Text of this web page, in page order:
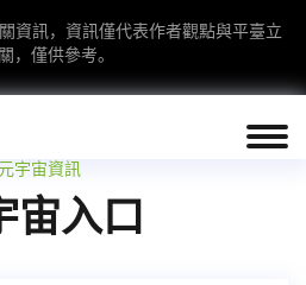
資訊，資訊僅代表作者觀點與平臺立
，僅供參考。
宇宙資訊
宙入口